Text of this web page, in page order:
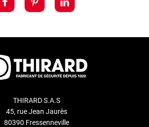
THIRARD S.A.S
45, rue Jean Jaurès
80390 Fressenneville